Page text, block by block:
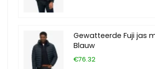
Gewatteerde Fuji jas
Blauw
€76.32